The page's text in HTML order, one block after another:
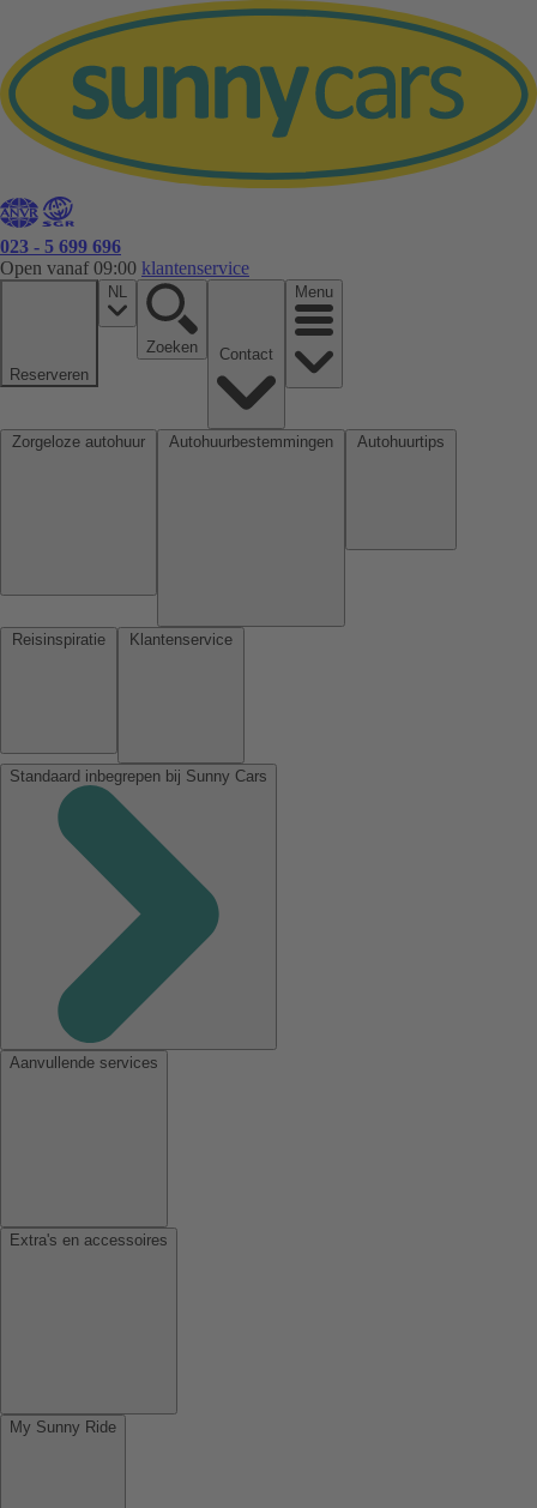
023 - 5 699 696
Open vanaf 09:00 klantenservice
Reserveren
NL
Zoeken
Menu
Standaard inbegrepen bij Sunny Cars
Aanvullende services
Extra's en accessoires
My Sunny Ride